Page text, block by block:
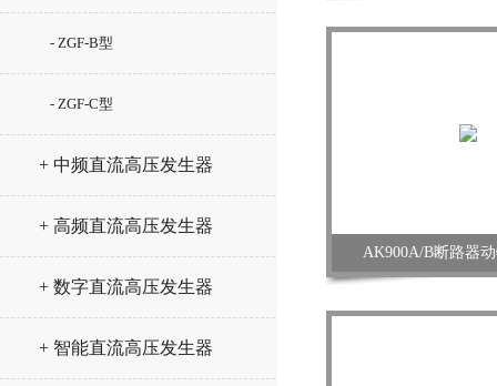
- ZGF-B型
- ZGF-C型
+ 中频直流高压发生器
+ 高频直流高压发生器
+ 数字直流高压发生器
+ 智能直流高压发生器
AK900A/B断路器